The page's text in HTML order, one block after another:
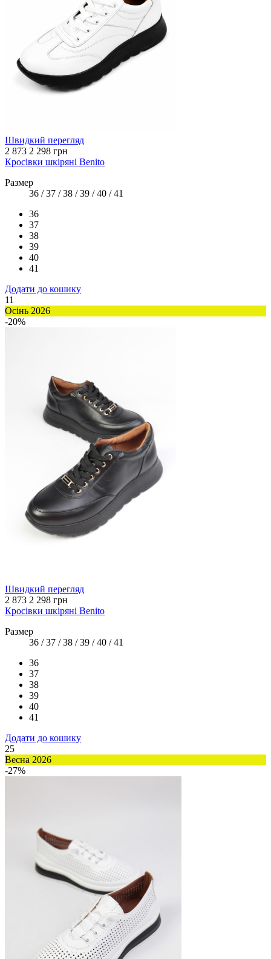
Швидкий перегляд
2 873 2 298 грн
Кросівки шкіряні Benito
Размер
36 / 37 / 38 / 39 / 40 / 41
36
37
38
39
40
41
Додати до кошику
11
Осінь 2026
-20%
Швидкий перегляд
2 873 2 298 грн
Кросівки шкіряні Benito
Размер
36 / 37 / 38 / 39 / 40 / 41
36
37
38
39
40
41
Додати до кошику
25
Весна 2026
-27%